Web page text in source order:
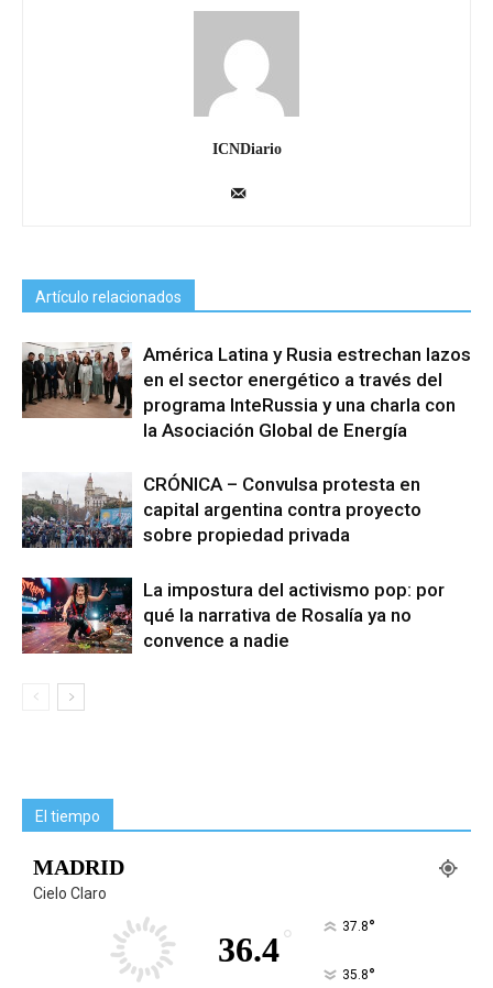
ICNDiario
Artículo relacionados
América Latina y Rusia estrechan lazos
en el sector energético a través del
programa InteRussia y una charla con
la Asociación Global de Energía
CRÓNICA – Convulsa protesta en
capital argentina contra proyecto
sobre propiedad privada
La impostura del activismo pop: por
qué la narrativa de Rosalía ya no
convence a nadie
El tiempo
MADRID
Cielo Claro
36.4° 37.8°
35.8°